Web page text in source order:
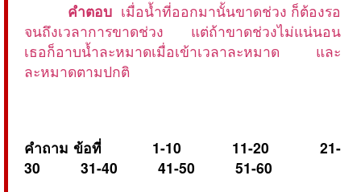
คำตอบเมื่อน้ำที่ออกมานั้นขาดช่วง ก็ต้องรอ
จนถึงเวลาการขาดช่วง แต่ถ้าขาดช่วงไม่แน่นอน
เธอก็อาบน้ำละหมาดเมื่อเข้าเวลาละหมาด และ
ละหมาดตามปกติ
คำถาม ข้อที่ 1-10 11-20
21-
30 31-40 41-50 51-60